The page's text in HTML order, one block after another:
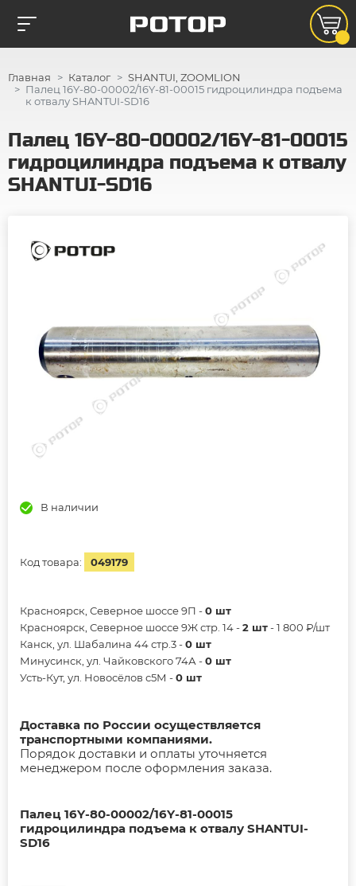
Главная Каталог
SHANTUI, ZOOMLION
Палец 16Y-80-00002/16Y-81-00015 гидроцилиндра подъема
к отвалу SHANTUI-SD16
Палец 16Y-80-00002/16Y-81-00015
гидроцилиндра подъема к отвалу
SHANTUI-SD16
В наличии
Код товара: 049179
Красноярск, Северное шоссе 9П -0 шт
Красноярск, Северное шоссе 9Ж стр. 14 -2 шт- 1 800 ₽/шт
Канск, ул. Шабалина 44 стр.3 -0 шт
Минусинск, ул. Чайковского 74А -0 шт
Усть-Кут, ул. Новосёлов с5М -0 шт
Доставка по России осуществляется
транспортными компаниями.
Порядок доставки и оплаты уточняется
менеджером после оформления заказа.
Палец 16Y-80-00002/16Y-81-00015
гидроцилиндра подъема к отвалу SHANTUI-
SD16